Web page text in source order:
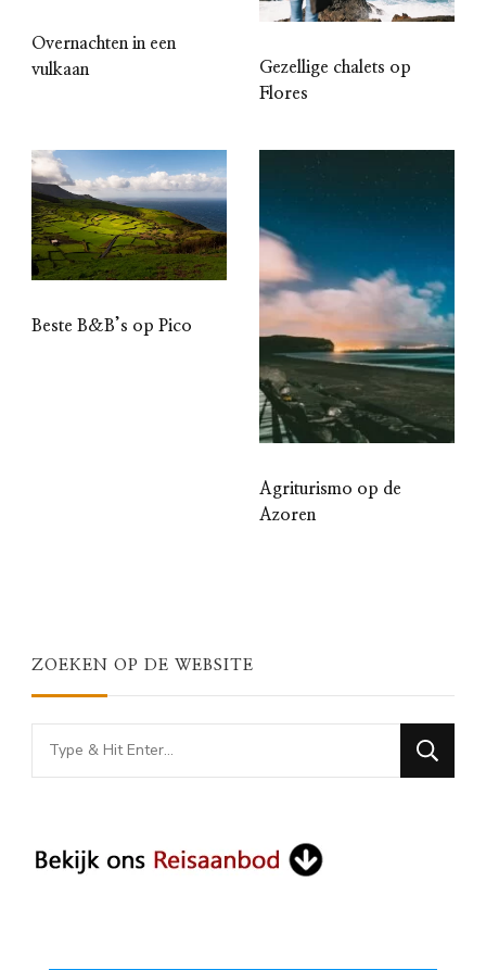
Overnachten in een
vulkaan
Gezellige chalets op
Flores
Beste B&B’s op Pico
Agriturismo op de
Azoren
ZOEKEN OP DE WEBSITE
Looking
for